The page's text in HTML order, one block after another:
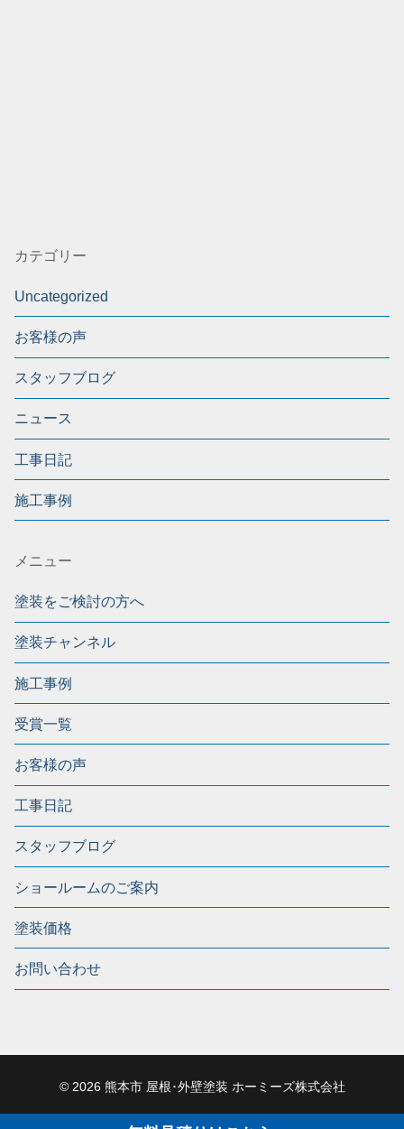
カテゴリー
Uncategorized
お客様の声
スタッフブログ
ニュース
工事日記
施工事例
メニュー
塗装をご検討の方へ
塗装チャンネル
施工事例
受賞一覧
お客様の声
工事日記
スタッフブログ
ショールームのご案内
塗装価格
お問い合わせ
© 2026 熊本市 屋根･外壁塗装 ホーミーズ株式会社